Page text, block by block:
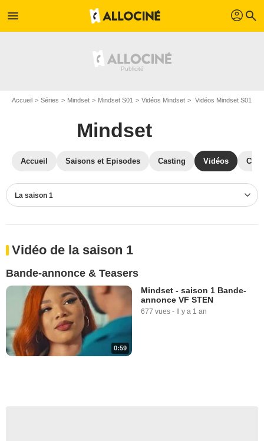
menu profil search
Accueil Séries Mindset Mindset S01 Vidéos Mindset Vidéos Mindset S01
Mindset
Accueil Saisons et Episodes Casting Vidéos
La saison 1
Vidéo de la saison 1
Bande-annonce & Teasers
0:59
Mindset - saison 1 Bande-
annonce VF STEN
677 vues - Il y a 1 an